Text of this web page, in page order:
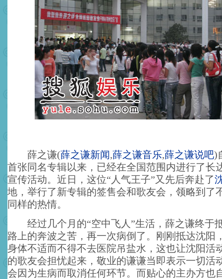
薛之谦(薛之谦新闻,薛之谦音乐,薛之谦说吧)
首张同名专辑以来，已经在全国范围内进行了长
宣传活动。近日，这位“人气王子”又先后奔赴了
地，举行了新专辑的签售会和歌友会，领略到了
同样的热情。
经过几个月的“空中飞人”生活，薛之谦终于
路上的奔波之苦，再一次病倒了。刚刚抵达沈阳
身体不适而不得不去医院吊盐水，这也让沈阳活
的歌友会担忧起来，敬业的谦谦当即表示一切活
会因为生病而取消任何环节。 而贴心的主办方也